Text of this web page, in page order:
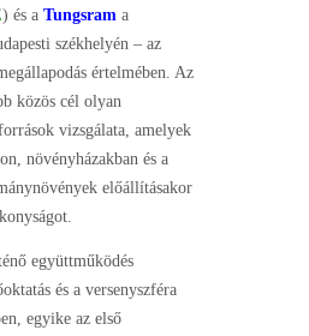
) és a Tungsram a
székhelyén – az
értelmében. Az
közös cél olyan
vizsgálata, amelyek
növényházakban és a
előállításakor
együttműködés
és a versenyszféra
egyike az első